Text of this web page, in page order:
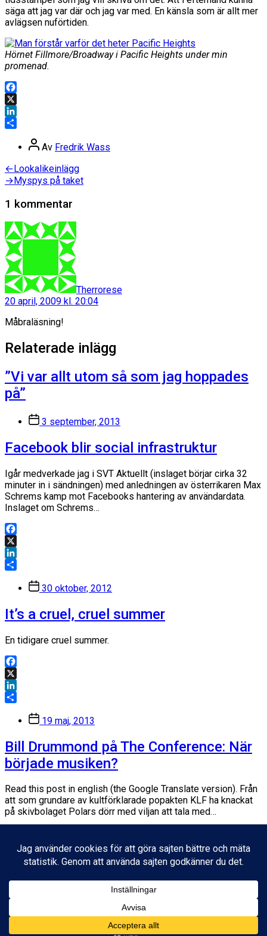
säga att jag var där och jag var med. En känsla som är allt mer
avlägsen nuförtiden.
Hörnet Fillmore/Broadway i Pacific Heights under min
promenad.
Facebook
X
LinkedIn
Inläggsförfattare
Av Fredrik Wass
Inläggsnavigering
←Föregående
inlägg:
Lookalikeinlägg
→Nästa
Myspys på taket
1 kommentar
Therrorese
20 april, 2009 kl. 20:04
Måbraläsning!
Relaterade inlägg
”Vi var allt utom så som jag hoppades
på”
Inläggsdatum
3 september, 2013
Facebook blir social infrastruktur
Igår medverkade jag i SVT Aktuellt (inslaget börjar cirka 32
minuter in i sändningen) med anledningen av österrikaren Max
Schrems kamp mot Facebooks hantering av användardata.
Inslaget om Schrems…
Facebook
X
LinkedIn
Inläggsdatum
30 oktober, 2012
It’s a cruel, cruel summer
En tidigare cruel summer.
Facebook
X
LinkedIn
Inläggsdatum
19 maj, 2013
Bill Drummond på The Conference: När
började musiken?
Read this post in english (the Google Translate version). Från
att som grundare av kultförklarade popakten KLF ha knackat
på skivbolaget Polars dörr med viljan att tala med…
Facebook
LinkedIn
Dela
© 2026